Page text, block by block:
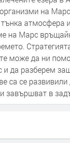
на
атмосфера
на Марс
може да ни
и да разберем
са се развивили
завършват в